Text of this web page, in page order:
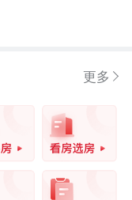
更多